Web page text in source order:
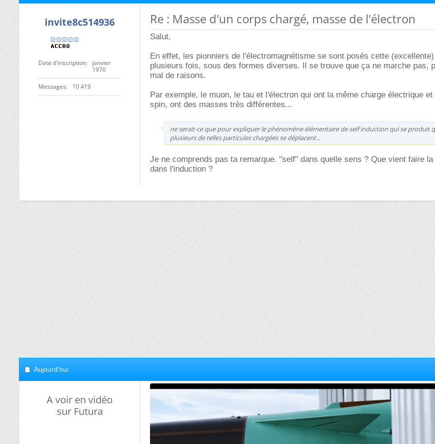
invite8c514936
Date d'inscription
janvier
1970
Messages 10 419
Re : Masse d'un corps chargé, masse de l'électron
Salut,
En effet, les pionniers de l'électromagnétisme se sont posés cette
plusieurs fois, sous des formes diverses. Il se trouve que ça ne marche pas,
mal de raisons.
Par exemple, le muon, le tau et l'électron qui ont la même charge électrique et
spin, ont des masses très différentes...
ne serait-ce que pour expliquer le phénomène élémentaire de self induction qui se produit
plusieurs de telles particules chargées se déplacent...
Je ne comprends pas ta remarque. "self" dans quelle sens ? Que vient faire
dans l'induction ?
Aujourd'hui
A voir en vidéo
sur Futura